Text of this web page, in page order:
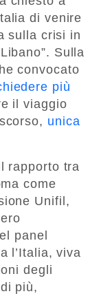
di venire
sulla crisi in
Sulla
convocato
più
il viaggio
unica
rapporto tra
come
Unifil,
panel
l’Italia, viva
degli
più,